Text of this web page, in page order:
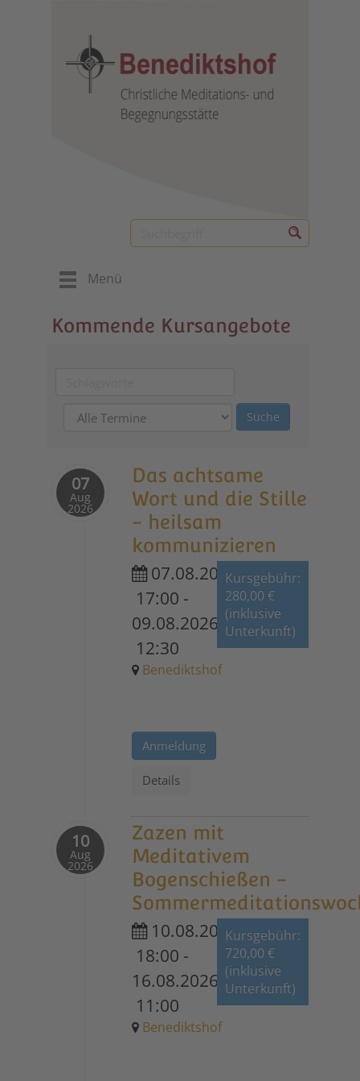
Menü
Kommende Kursangebote
07
Aug
2026
Das achtsame
Wort und die Stille
- heilsam
kommunizieren
07.08.2026
17:00 -
09.08.2026
12:30
Benediktshof
Kursgebühr:
280,00 €
(inklusive
Unterkunft)
Anmeldung
Details
10
Aug
2026
Zazen mit
Meditativem
Bogenschießen -
10.08.2026
18:00 -
16.08.2026
11:00
Benediktshof
Kursgebühr:
720,00 €
(inklusive
Unterkunft)